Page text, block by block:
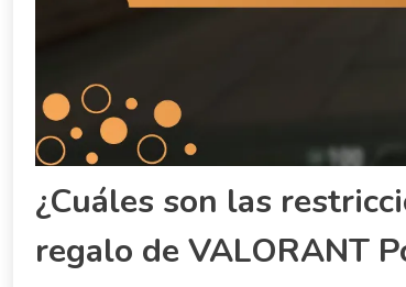
¿Cuáles son las
regalo de VALORANT